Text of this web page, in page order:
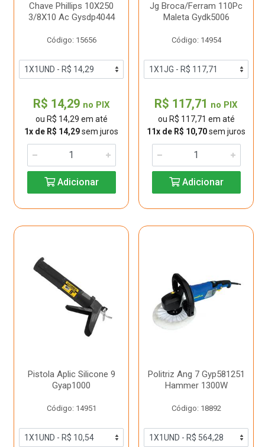
Chave Phillips 10X250
3/8X10 Ac Gysdp4044
Código: 15656
R$ 14,29 no PIX
ou R$ 14,29 em até
1x de R$ 14,29sem juros
Adicionar
Jg Broca/Ferram 110Pc
Maleta Gydk5006
Código: 14954
R$ 117,71 no PIX
ou R$ 117,71 em até
11x de R$ 10,70sem juros
Adicionar
Pistola Aplic Silicone 9
Gyap1000
Código: 14951
Politriz Ang 7 Gyp581251
Hammer 1300W
Código: 18892